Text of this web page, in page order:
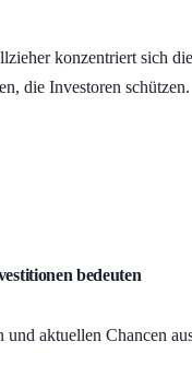
konzentriert sich
die Investoren schützen.
bedeuten
aktuellen Chancen